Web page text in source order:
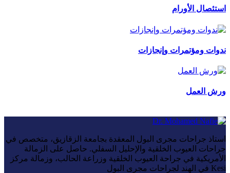
استئصال الأورام
ندوات ومؤتمرات وإنجازات
ورش العمل
استاذ جراحات مجرى البول المعقدة بجامعة الزقازيق، متخصص في
جراحات العيوب الخلقية والإحليل السفلي. حاصل على الزمالة
الأمريكية في جراحة العيوب الخلقية وزراعة الحالب، وزمالة مركز
Kesi في الهند لجراحات مجرى البول